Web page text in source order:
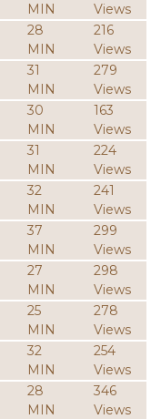
MIN
Views
28
MIN
216
Views
31
MIN
279
Views
30
MIN
163
Views
31
MIN
224
Views
32
MIN
241
Views
37
MIN
299
Views
27
MIN
298
Views
25
MIN
278
Views
32
MIN
254
Views
28
MIN
346
Views